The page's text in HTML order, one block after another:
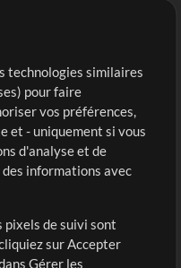
technologies similaires
pour faire
vos préférences,
et - uniquement si vous
d'analyse et de
informations avec
pixels de suivi sont
sur Accepter
Gérer les